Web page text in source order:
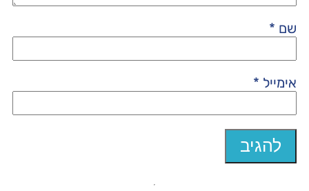
שם *
אימייל *